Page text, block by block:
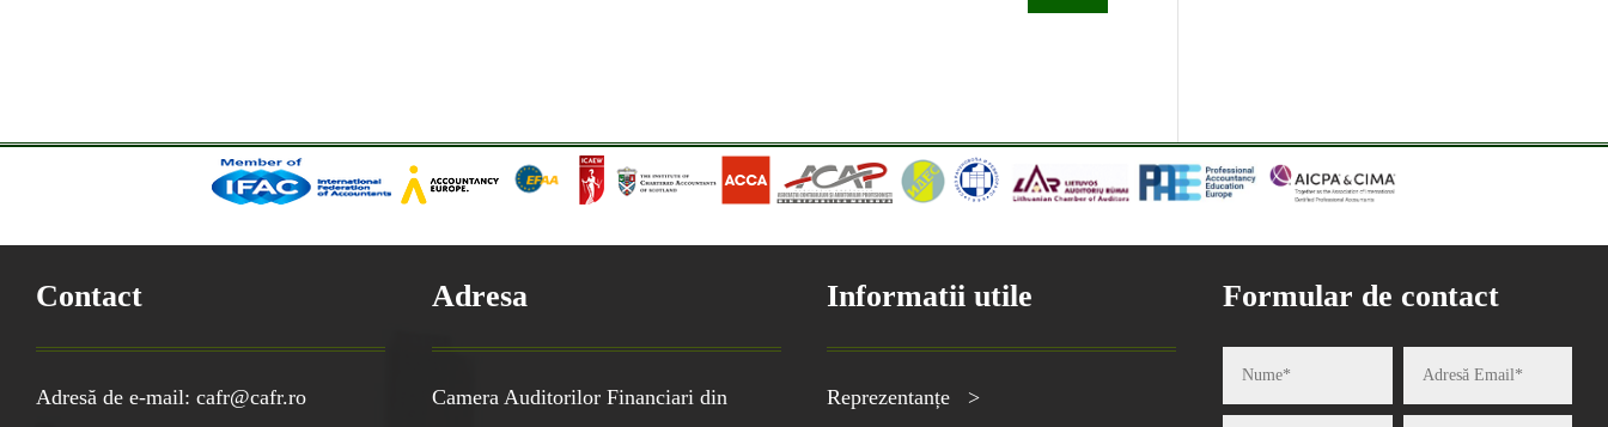
Contact
Adresă de e-mail: cafr@cafr.ro
Adresa
Camera Auditorilor Financiari din
Informatii utile
Reprezentanțe >
Formular de contact